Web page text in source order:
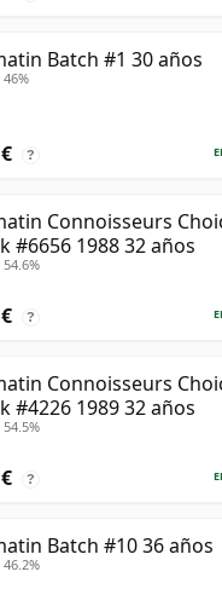
Batch #1 30 años
46%
?
Connoisseurs
#6656 1988 32 años
54.6%
?
Connoisseurs
#4226 1989 32 años
54.5%
?
Batch #10 36 años
46.2%